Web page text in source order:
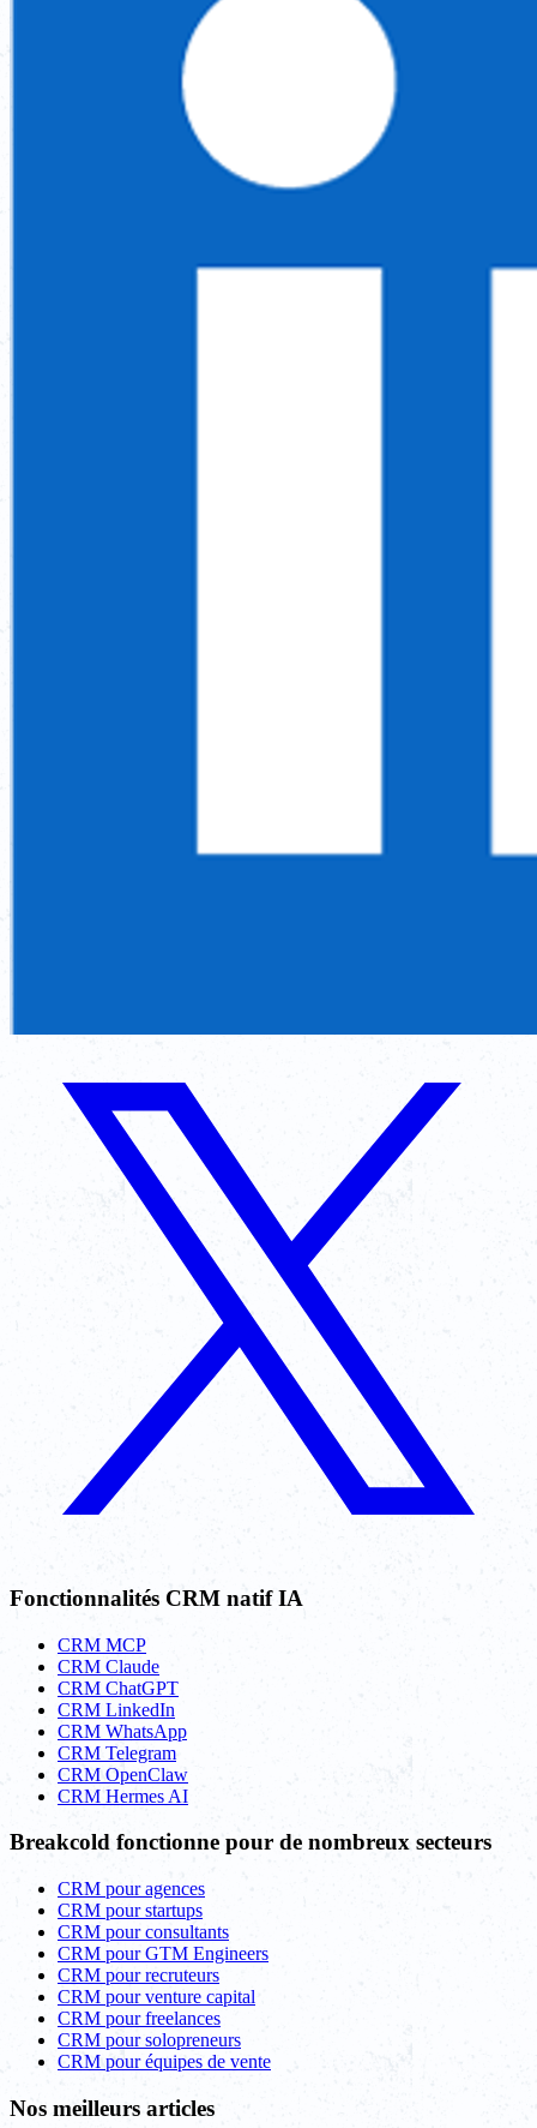
Fonctionnalités CRM natif IA
CRM MCP
CRM Claude
CRM ChatGPT
CRM LinkedIn
CRM WhatsApp
CRM Telegram
CRM OpenClaw
CRM Hermes AI
Breakcold fonctionne pour de nombreux secteurs
CRM pour agences
CRM pour startups
CRM pour consultants
CRM pour GTM Engineers
CRM pour recruteurs
CRM pour venture capital
CRM pour freelances
CRM pour solopreneurs
CRM pour équipes de vente
Nos meilleurs articles